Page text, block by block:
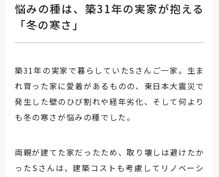
悩みの種は、築31年の実家が抱える
「冬の寒さ」
築31年の実家で暮らしていたSさんご一家。生ま
れ育った家に愛着があるものの、東日本大震災で
発生した壁のひび割れや経年劣化、そして何より
も冬の寒さが悩みの種でした。
両親が建てた家だったため、取り壊しは避けたか
ったSさんは、建築コストも考慮してリノベーシ